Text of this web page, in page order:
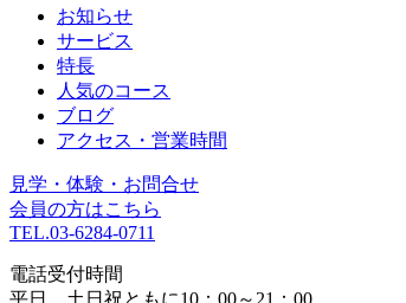
お知らせ
サービス
特長
人気のコース
ブログ
アクセス・営業時間
見学・体験・お問合せ
会員の方はこちら
TEL.03-6284-0711
電話受付時間